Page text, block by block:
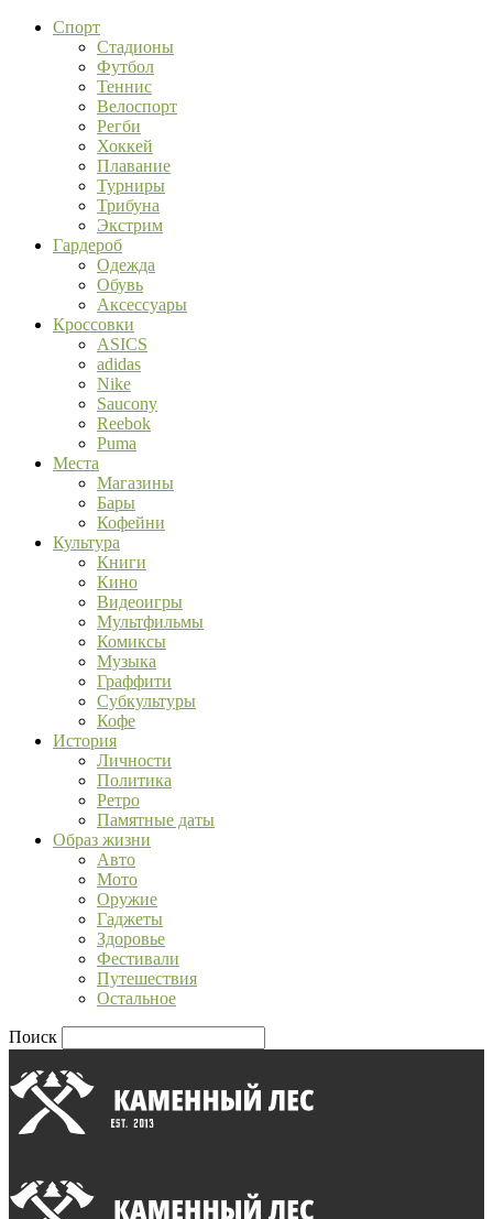
Спорт
Стадионы
Футбол
Теннис
Велоспорт
Регби
Хоккей
Плавание
Турниры
Трибуна
Экстрим
Гардероб
Одежда
Обувь
Аксессуары
Кроссовки
ASICS
adidas
Nike
Saucony
Reebok
Puma
Места
Магазины
Бары
Кофейни
Культура
Книги
Кино
Видеоигры
Мультфильмы
Комиксы
Музыка
Граффити
Субкультуры
Кофе
История
Личности
Политика
Ретро
Памятные даты
Образ жизни
Авто
Мото
Оружие
Гаджеты
Здоровье
Фестивали
Путешествия
Остальное
Поиск